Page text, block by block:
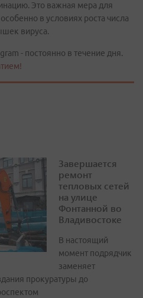
Это важная мера для
в условиях роста числа
вируса.
- постоянно в течение дня.
Завершается
ремонт
тепловых сетей
на улице
Фонтанной во
Владивостоке
В настоящий
момент подрядчик
заменяет
прокуратуры до